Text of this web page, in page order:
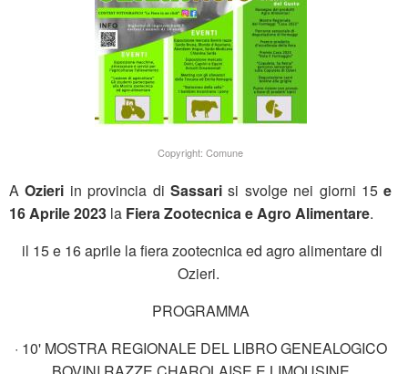
Copyright: Comune
AOzieri in provincia diSassari si svolge nei giorni 15 e
16 Aprile 2023 la Fiera Zootecnica e Agro Alimentare.
il 15 e 16 aprile la fiera zootecnica ed agro alimentare di
Ozieri.
PROGRAMMA
· 10' MOSTRA REGIONALE DEL LIBRO GENEALOGICO